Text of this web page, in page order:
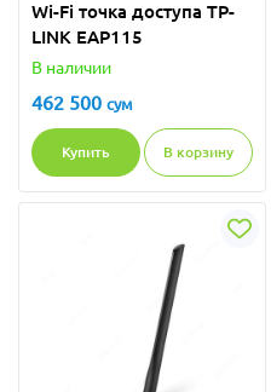
Wi-Fi точка доступа TP-
LINK EAP115
В наличии
462 500 сум
Купить В корзину